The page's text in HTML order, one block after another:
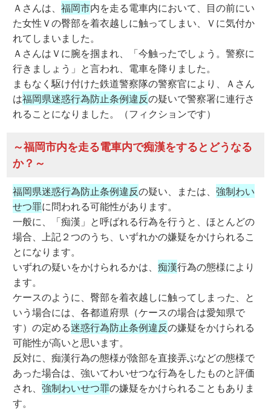
Ａさんは、福岡市内を走る電車内において、目の前にい
た女性Ｖの臀部を着衣越しに触ってしまい、Ｖに気付か
れてしまいました。
ＡさんはＶに腕を掴まれ、「今触ったでしょう。警察に
行きましょう」と言われ、電車を降りました。
まもなく駆け付けた鉄道警察隊の警察官により、Ａさん
は福岡県迷惑行為防止条例違反の疑いで警察署に連行さ
れることになりました。（フィクションです）
～福岡市内を走る電車内で痴漢をするとどうなる
か？～
福岡県迷惑行為防止条例違反の疑い、または、強制わい
せつ罪に問われる可能性があります。
一般に、「痴漢」と呼ばれる行為を行うと、ほとんどの
場合、上記２つのうち、いずれかの嫌疑をかけられるこ
とになります。
いずれの疑いをかけられるかは、痴漢行為の態様により
ます。
ケースのように、臀部を着衣越しに触ってしまった、と
いう場合には、各都道府県（ケースの場合は愛知県で
す）の定める迷惑行為防止条例違反の嫌疑をかけられる
可能性が高いと思います。
反対に、痴漢行為の態様が陰部を直接弄ぶなどの態様で
あった場合は、強いてわいせつな行為をしたものと評価
され、強制わいせつ罪の嫌疑をかけられることもありま
す。